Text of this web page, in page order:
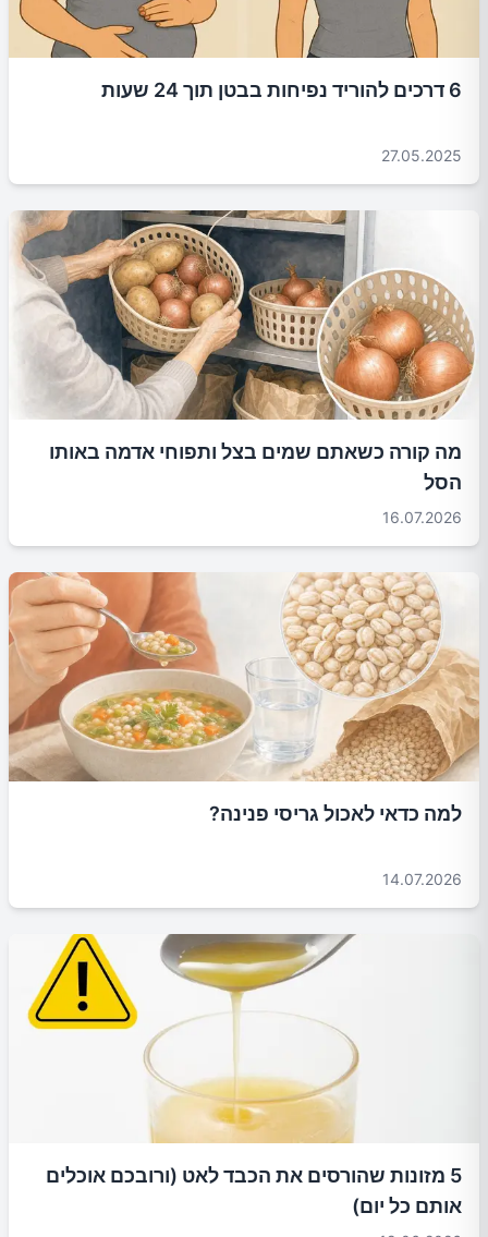
6 דרכים להוריד נפיחות בבטן תוך 24 שעות
27.05.2025
מה קורה כשאתם שמים בצל ותפוחי אדמה באותו
הסל
16.07.2026
למה כדאי לאכול גריסי פנינה?
14.07.2026
5 מזונות שהורסים את הכבד לאט (ורובכם אוכלים
אותם כל יום)